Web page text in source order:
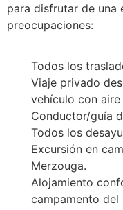
para disfrutar de una
preocupaciones:
Todos los
Viaje privado
vehículo con
Conductor/guía
Todos los
Excursión en
Merzouga.
Alojamiento
campamento del